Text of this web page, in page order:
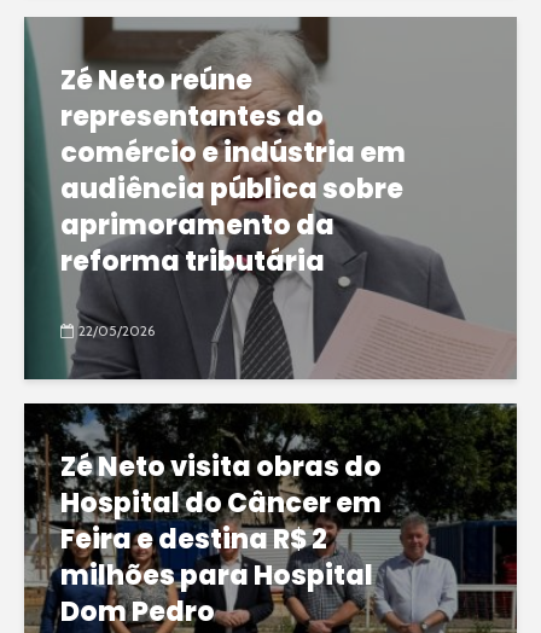
Zé Neto reúne
representantes do
comércio e indústria em
audiência pública sobre
aprimoramento da
reforma tributária
22/05/2026
Zé Neto visita obras do
Hospital do Câncer em
Feira e destina R$ 2
milhões para Hospital
Dom Pedro